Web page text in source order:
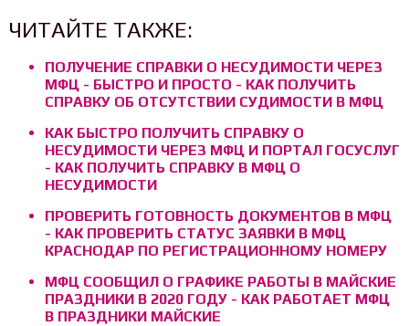
ЧИТАЙТЕ ТАКЖЕ:
ПОЛУЧЕНИЕ СПРАВКИ О НЕСУДИМОСТИ ЧЕРЕЗ
МФЦ - БЫСТРО И ПРОСТО - КАК ПОЛУЧИТЬ
СПРАВКУ ОБ ОТСУТСТВИИ СУДИМОСТИ В МФЦ
КАК БЫСТРО ПОЛУЧИТЬ СПРАВКУ О
НЕСУДИМОСТИ ЧЕРЕЗ МФЦ И ПОРТАЛ ГОСУСЛУГ
- КАК ПОЛУЧИТЬ СПРАВКУ В МФЦ О
НЕСУДИМОСТИ
ПРОВЕРИТЬ ГОТОВНОСТЬ ДОКУМЕНТОВ В МФЦ
- КАК ПРОВЕРИТЬ СТАТУС ЗАЯВКИ В МФЦ
КРАСНОДАР ПО РЕГИСТРАЦИОННОМУ НОМЕРУ
МФЦ СООБЩИЛ О ГРАФИКЕ РАБОТЫ В МАЙСКИЕ
ПРАЗДНИКИ В 2020 ГОДУ - КАК РАБОТАЕТ МФЦ
В ПРАЗДНИКИ МАЙСКИЕ